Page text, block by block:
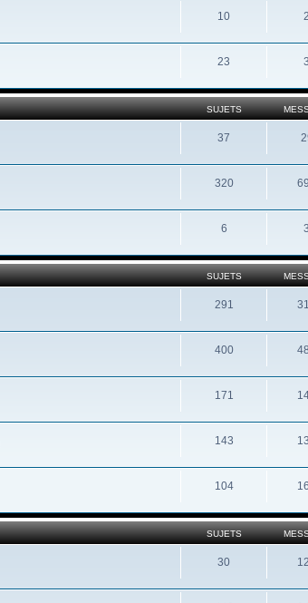
10
23
SUJETS
37
320
6
SUJETS
291
400
171
143
104
SUJETS
30